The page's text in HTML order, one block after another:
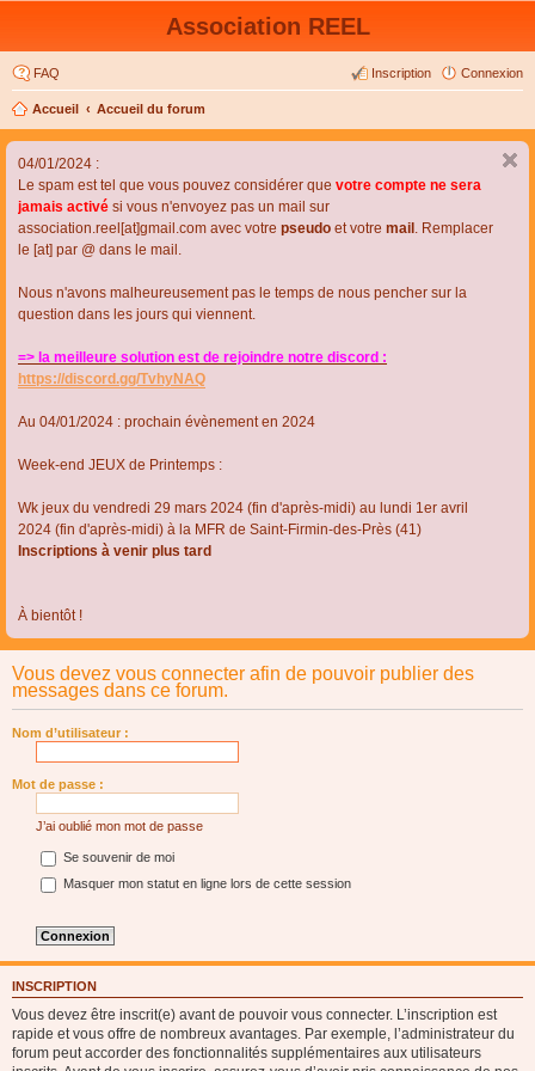
Association REEL
FAQ Connexion
Inscription
Accueil Accueil du forum
04/01/2024 :
Le spam est tel que vous pouvez considérer que votre compte ne sera
jamais activé si vous n'envoyez pas un mail sur
association.reel[at]gmail.com avec votre pseudo et votre mail . Remplacer
le [at] par @ dans le mail.
Nous n'avons malheureusement pas le temps de nous pencher sur la
question dans les jours qui viennent.
=> la meilleure solution est de rejoindre notre discord :
https://discord.gg/TvhyNAQ
Au 04/01/2024 : prochain évènement en 2024
Week-end JEUX de Printemps :
Wk jeux du vendredi 29 mars 2024 (fin d'après-midi) au lundi 1er avril
2024 (fin d'après-midi) à la MFR de Saint-Firmin-des-Près (41)
Inscriptions à venir plus tard
À bientôt !
Vous devez vous connecter afin de pouvoir publier des
messages dans ce forum.
Nom d’utilisateur :
Mot de passe :
J’ai oublié mon mot de passe
Se souvenir de moi
Masquer mon statut en ligne lors de cette session
INSCRIPTION
Vous devez être inscrit(e) avant de pouvoir vous connecter. L’inscription est
rapide et vous offre de nombreux avantages. Par exemple, l’administrateur du
forum peut accorder des fonctionnalités supplémentaires aux utilisateurs